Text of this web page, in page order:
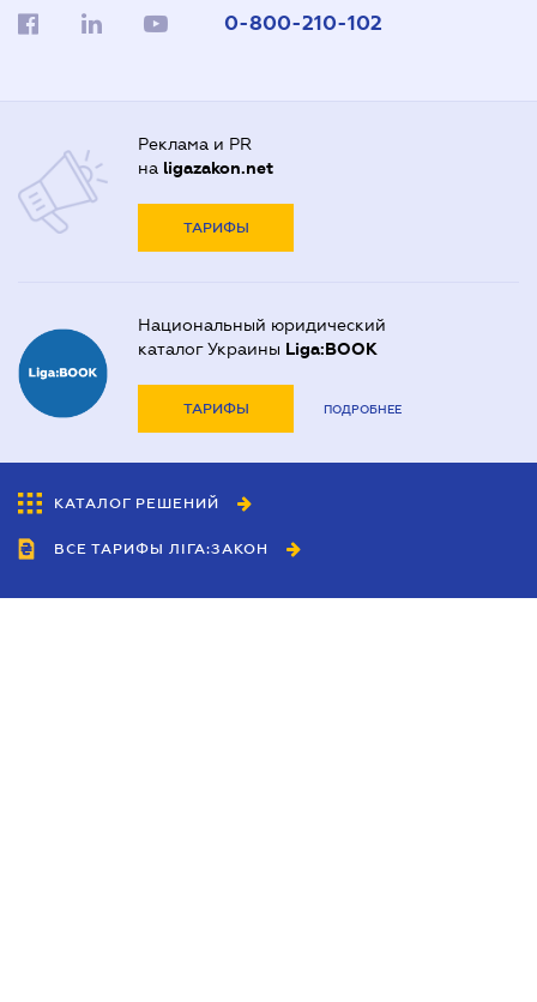
0-800-210-102
Реклама и PR
на ligazakon.net
ТАРИФЫ
Национальный юридический
каталог Украины Liga:BOOK
ТАРИФЫ ПОДРОБНЕЕ
КАТАЛОГ РЕШЕНИЙ
ВСЕ ТАРИФЫ ЛІГА:ЗАКОН